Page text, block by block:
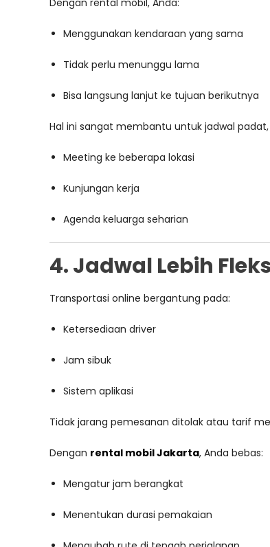
Dengan rental mobil, Anda:
Menggunakan kendaraan yang sama
Tidak perlu menunggu lama
Bisa langsung lanjut ke tujuan berikutnya
Hal ini sangat membantu untuk jadwal padat,
Meeting ke beberapa lokasi
Kunjungan kerja
Agenda keluarga seharian
4. Jadwal Lebih
Transportasi online bergantung pada:
Ketersediaan driver
Jam sibuk
Sistem aplikasi
Tidak jarang pemesanan ditolak atau tarif
Dengan rental mobil Jakarta, Anda bebas:
Mengatur jam berangkat
Menentukan durasi pemakaian